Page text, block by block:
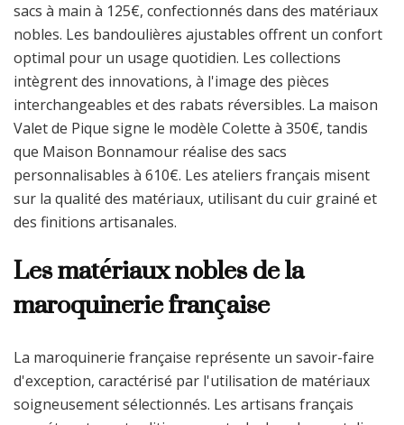
sacs à main à 125€, confectionnés dans des matériaux
nobles. Les bandoulières ajustables offrent un confort
optimal pour un usage quotidien. Les collections
intègrent des innovations, à l'image des pièces
interchangeables et des rabats réversibles. La maison
Valet de Pique signe le modèle Colette à 350€, tandis
que Maison Bonnamour réalise des sacs
personnalisables à 610€. Les ateliers français misent
sur la qualité des matériaux, utilisant du cuir grainé et
des finitions artisanales.
Les matériaux nobles de la
maroquinerie française
La maroquinerie française représente un savoir-faire
d'exception, caractérisé par l'utilisation de matériaux
soigneusement sélectionnés. Les artisans français